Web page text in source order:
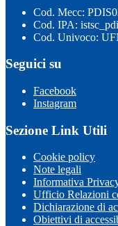
Cod. Mecc:
Cod. IPA:
Cod. Univoco:
Seguici su
Facebook
Instagram
Sezione Link Utili
Cookie policy
Note legali
Informativa
Ufficio Relazioni
Dichiarazione di
Obiettivi di